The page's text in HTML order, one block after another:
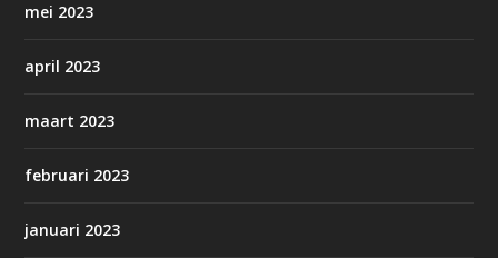
mei 2023
april 2023
maart 2023
februari 2023
januari 2023